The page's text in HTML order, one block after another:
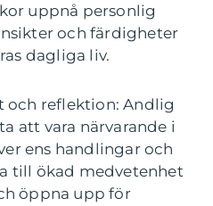
uppnå personlig
och färdigheter
dagliga liv.
och reflektion: Andlig
att vara närvarande i
ens handlingar och
till ökad medvetenhet
öppna upp för